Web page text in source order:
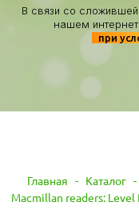
В связи со
нашем
при
Главная - Каталог -
Macmillan readers: